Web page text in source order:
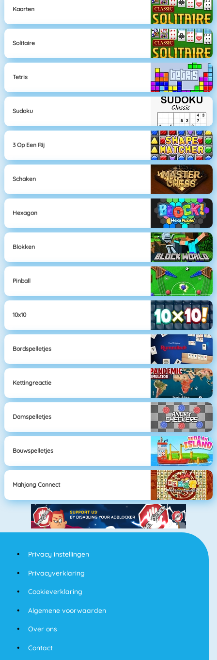
Kaarten
Solitaire
Tetris
Sudoku
3 Op Een Rij
Schaken
Hexagon
Blokken
Pinball
10x10
Bordspelletjes
Kettingreactie
Damspelletjes
Bouwspelletjes
Mahjong Connect
Privacy instellingen
Privacyverklaring
Cookieverklaring
Algemene voorwaarden
Over ons
Contact